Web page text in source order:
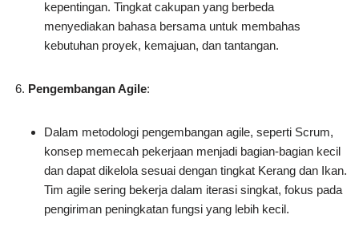
kepentingan. Tingkat cakupan yang berbeda
menyediakan bahasa bersama untuk membahas
kebutuhan proyek, kemajuan, dan tantangan.
Pengembangan Agile:
Dalam metodologi pengembangan agile, seperti Scrum,
konsep memecah pekerjaan menjadi bagian-bagian kecil
dan dapat dikelola sesuai dengan tingkat Kerang dan Ikan.
Tim agile sering bekerja dalam iterasi singkat, fokus pada
pengiriman peningkatan fungsi yang lebih kecil.